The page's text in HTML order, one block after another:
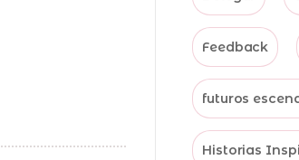
Feedback
futuros
Historias